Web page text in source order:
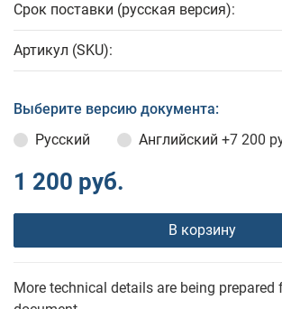
Срок поставки (русская версия):
Артикул (SKU):
Выберите версию документа:
Русский
Английский +7 200
1 200 руб.
В корзину
More technical details are being prepared